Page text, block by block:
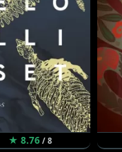
★ 8.76 / 8